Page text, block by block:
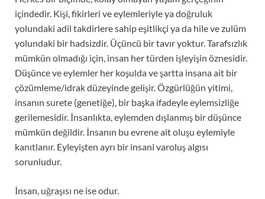
içindedir. Kişi, fikirleri ve eylemleriyle ya doğruluk
yolundaki adil takdirlere sahip eşitlikçi ya da hile ve zulüm
yolundaki bir hadsizdir. Üçüncü bir tavır yoktur. Tarafsızlık
mümkün olmadığı için, insan her türden işleyişin öznesidir.
Düşünce ve eylemler her koşulda ve şartta insana ait bir
çözümleme/idrak düzeyinde gelişir. Özgürlüğün yitimi,
insanın surete (genetiğe), bir başka ifadeyle eylemsizliğe
gerilemesidir. İnsanlıkta, eylemden dışlanmış bir düşünce
mümkün değildir. İnsanın bu evrene ait oluşu eylemiyle
kanıtlanır. Eyleyişten ayrı bir insani varoluş algısı
sorunludur.
İnsan, uğraşısı ne ise odur.